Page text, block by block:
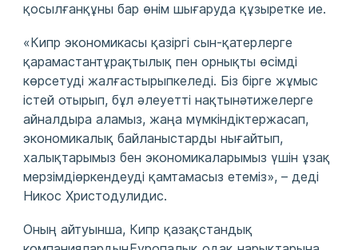
қосылғанқұны бар өнім шығаруда құзыретке ие.
«Кипр экономикасы қазіргі сын-қатерлерге
қарамастантұрақтылық пен орнықты өсімді
көрсетуді жалғастырыпкеледі. Біз бірге жұмыс
істей отырып, бұл әлеуетті нақтынәтижелерге
айналдыра аламыз, жаңа мүмкіндіктержасап,
экономикалық байланыстарды нығайтып,
халықтарымыз бен экономикаларымыз үшін ұзақ
мерзімдіөркендеуді қамтамасыз етеміз», – деді
Никос Христодулидис.
Оның айтуынша, Кипр қазақстандық